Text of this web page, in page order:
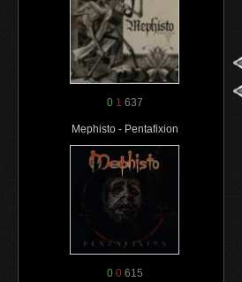
0 1 637
Mephisto - Pentafixion
0 0615